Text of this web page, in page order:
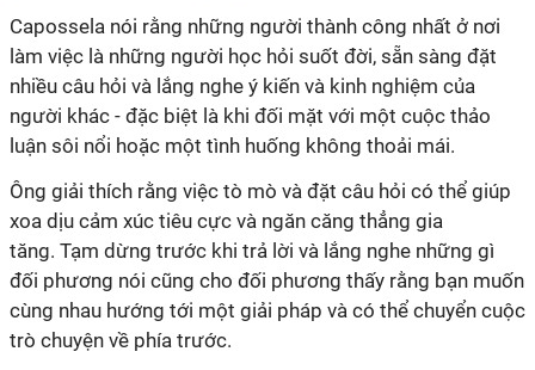
Capossela nói rằng những người thành công nhất ở nơi
làm việc là những người học hỏi suốt đời, sẵn sàng đặt
nhiều câu hỏi và lắng nghe ý kiến và kinh nghiệm của
người khác - đặc biệt là khi đối mặt với một cuộc thảo
luận sôi nổi hoặc một tình huống không thoải mái.
Ông giải thích rằng việc tò mò và đặt câu hỏi có thể giúp
xoa dịu cảm xúc tiêu cực và ngăn căng thẳng gia
tăng. Tạm dừng trước khi trả lời và lắng nghe những gì
đối phương nói cũng cho đối phương thấy rằng bạn muốn
cùng nhau hướng tới một giải pháp và có thể chuyển cuộc
trò chuyện về phía trước.